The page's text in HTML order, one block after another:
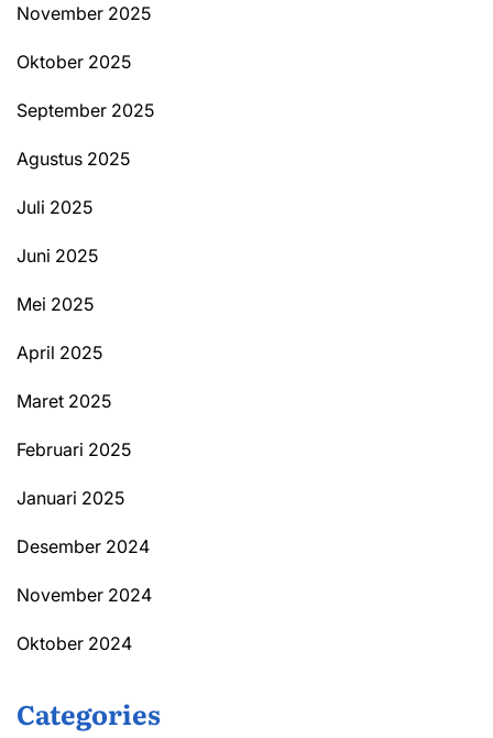
November 2025
Oktober 2025
September 2025
Agustus 2025
Juli 2025
Juni 2025
Mei 2025
April 2025
Maret 2025
Februari 2025
Januari 2025
Desember 2024
November 2024
Oktober 2024
Categories